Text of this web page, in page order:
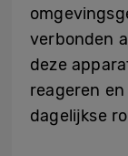
verbonden
deze
reageren
dagelijkse